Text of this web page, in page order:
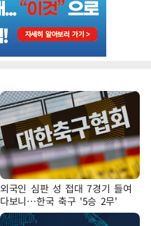
외국인 심판 성 접대 7경기 들여
다보니…한국 축구 '5승 2무'